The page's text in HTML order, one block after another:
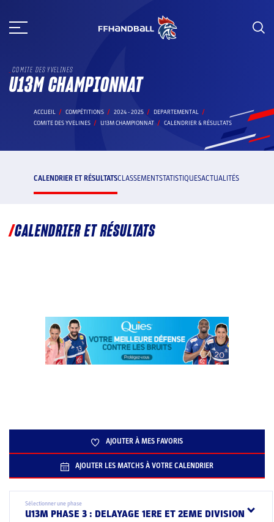
au
COMITE DES YVELINES
U13M CHAMPIONNAT
ACCUEIL COMPÉTITIONS 2024 - 2025
DEPARTEMENTAL
COMITE DES YVELINES
U13M CHAMPIONNAT CALENDRIER & RÉSULTATS
CALENDRIER ET RÉSULTATSCLASSEMENTSTATISTIQUESACTUALITÉS
CALENDRIER ET RÉSULTATS
AJOUTER À MES FAVORIS
AJOUTER LES MATCHS À VOTRE CALENDRIER
Sélectionner une phase
U13M PHASE 3 : DELAYAGE 1ERE ET 2EME DIVISION